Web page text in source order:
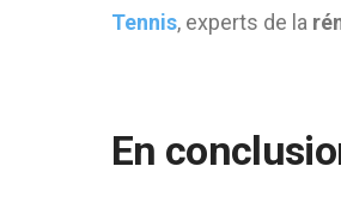
Tennis, experts de la
En